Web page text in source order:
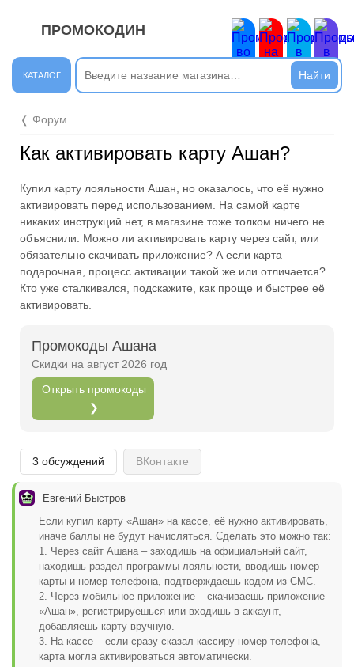
ПРОМОКОДИН
КАТАЛОГ
❬ Форум
Как активировать карту Ашан?
Купил карту лояльности Ашан, но оказалось, что её нужно
активировать перед использованием. На самой карте
никаких инструкций нет, в магазине тоже толком ничего не
объяснили. Можно ли активировать карту через сайт, или
обязательно скачивать приложение? А если карта
подарочная, процесс активации такой же или отличается?
Кто уже сталкивался, подскажите, как проще и быстрее её
активировать.
Промокоды Ашана
Скидки на август 2026 год
Открыть промокоды
❯
3 обсуждений ВКонтакте
Евгений Быстров
Если купил карту «Ашан» на кассе, её нужно активировать,
иначе баллы не будут начисляться. Сделать это можно так:
1. Через сайт Ашана – заходишь на официальный сайт,
находишь раздел программы лояльности, вводишь номер
карты и номер телефона, подтверждаешь кодом из СМС.
2. Через мобильное приложение – скачиваешь приложение
«Ашан», регистрируешься или входишь в аккаунт,
добавляешь карту вручную.
3. На кассе – если сразу сказал кассиру номер телефона,
карта могла активироваться автоматически.
Новые сообщения ЗАКРЫТЬ
найдёте интересные новости.
Открыть полностью
Подпишись на наш ТГ-канал и получай свежие акции и
промокоды каждый день!
кто пополнили баланс своего мобильного телефона.
Открыть полностью
от 1000 рублей за одно видел.
Открыть полностью
Можешь предложить свои промокоды для публикации.
Открыть полностью